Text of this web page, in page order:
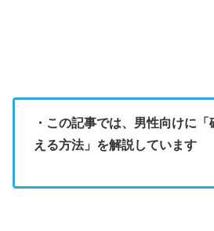
・この記事では、男性向けに
える方法」を解説しています